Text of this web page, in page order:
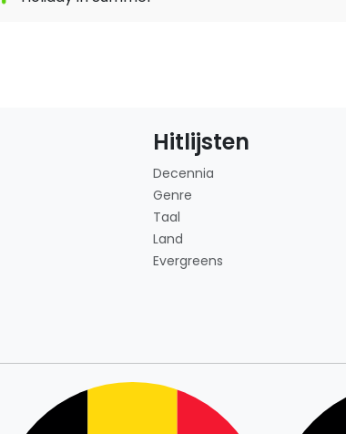
Hitlijsten
Decennia
Genre
Taal
Land
Evergreens